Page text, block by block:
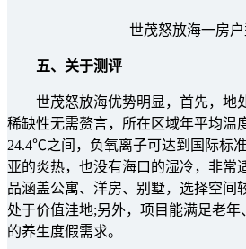
世茂怒放海一房户
五、关于测评
世茂怒放海优势明显，首先，地
稀缺性无需赘言，所在区域年平均温
24.4℃之间，负氧离子可达到国际标
亚的炎热，也没有海口的湿冷，非常
品涵盖公寓、洋房、别墅，选择空间
处于价值洼地;另外，项目能满足老年
的养生度假需求。